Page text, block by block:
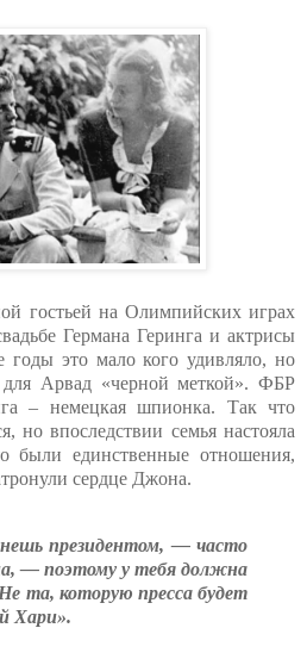
гостьей на Олимпийских играх
Германа Геринга и актрисы
это мало кого удивляло, но
Арвад «черной меткой». ФБР
– немецкая шпионка. Так что
но впоследствии семья настояла
были единственные отношения,
сердце Джона.
президентом, — часто
— поэтому у тебя должна
та, которую пресса будет
Хари».